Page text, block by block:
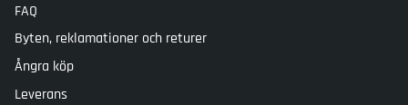
FAQ
Byten, reklamationer och returer
Ångra köp
Leverans